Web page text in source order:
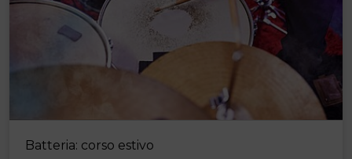
Batteria: corso estivo